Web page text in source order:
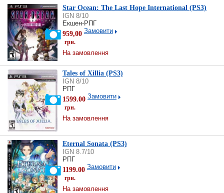
Star Ocean: The Last Hope International (PS3)
IGN 8/10
Екшен-РПГ
959,00
грн.
Замовити
На замовлення
Tales of Xillia (PS3)
IGN 8/10
РПГ
1599.00
грн.
Замовити
На замовлення
Eternal Sonata (PS3)
IGN 8.7/10
РПГ
1199.00
грн.
Замовити
На замовлення